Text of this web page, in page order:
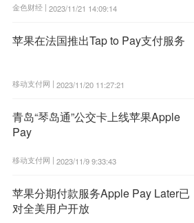
金色财经 | 2023/11/21 14:09:14
苹果在法国推出Tap to Pay支付服务
移动支付网 | 2023/11/20 11:27:21
青岛“琴岛通”公交卡上线苹果Apple
Pay
移动支付网 | 2023/11/9 9:33:43
苹果分期付款服务Apple Pay Later已
对全美用户开放